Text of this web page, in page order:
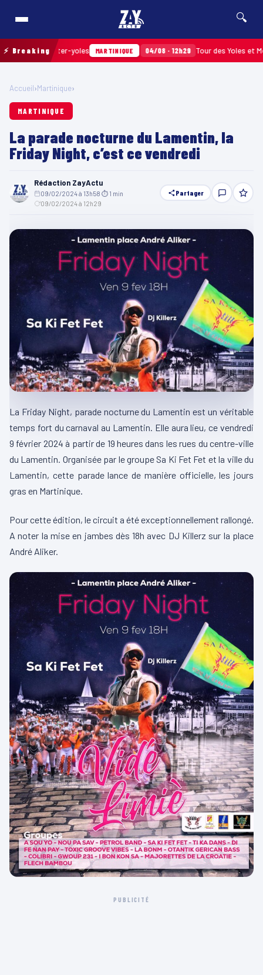
🔍
⚡ Breaking
les after-yoles MARTINIQUE 04/08 · 12h29 Tour des Yoles et Mercury
Accueil›Martinique›
MARTINIQUE
La parade nocturne du Lamentin, la
Friday Night, c’est ce vendredi
Rédaction ZayActu
09/02/2024 à 13h58 ⏱ 1 min
09/02/2024 à 12h29
Partager
La Friday Night, parade nocturne du Lamentin est un véritable
temps fort du carnaval au Lamentin. Elle aura lieu, ce vendredi
9 février 2024 à partir de 19 heures dans les rues du centre-ville
du Lamentin. Organisée par le groupe Sa Ki Fet Fet et la ville du
Lamentin, cette parade lance de manière officielle, les jours
gras en Martinique.
Pour cette édition, le circuit a été exceptionnellement rallongé.
A noter la mise en jambes dès 18h avec DJ Killerz sur la place
André Aliker.
PUBLICITÉ